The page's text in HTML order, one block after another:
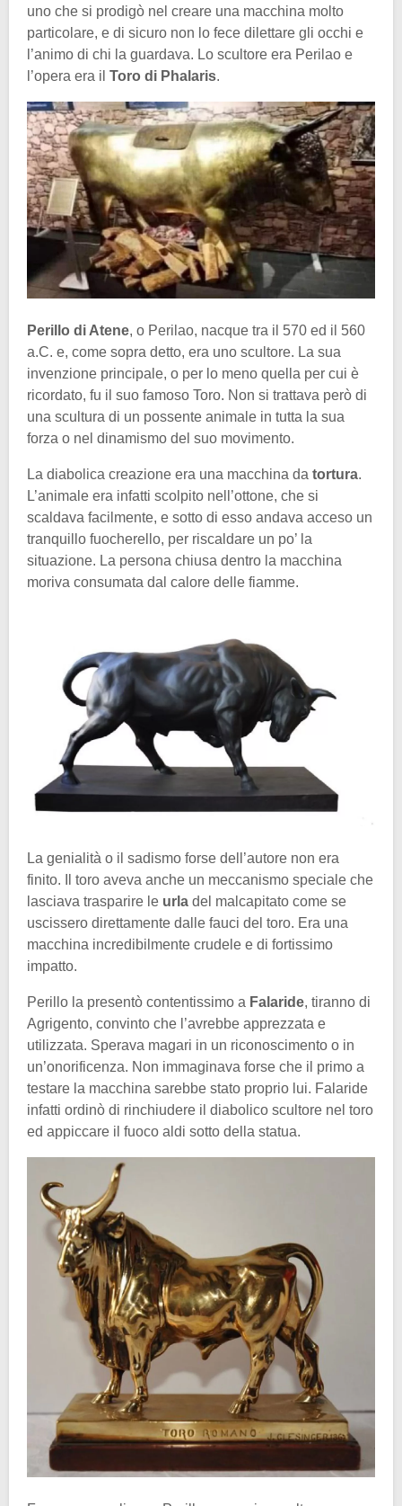
uno che si prodigò nel creare una macchina molto
particolare, e di sicuro non lo fece dilettare gli occhi e
l’animo di chi la guardava. Lo scultore era Perilao e
l’opera era il Toro di Phalaris.
Perillo di Atene, o Perilao, nacque tra il 570 ed il 560
a.C. e, come sopra detto, era uno scultore. La sua
invenzione principale, o per lo meno quella per cui è
ricordato, fu il suo famoso Toro. Non si trattava però di
una scultura di un possente animale in tutta la sua
forza o nel dinamismo del suo movimento.
La diabolica creazione era una macchina da tortura.
L’animale era infatti scolpito nell’ottone, che si
scaldava facilmente, e sotto di esso andava acceso un
tranquillo fuocherello, per riscaldare un po’ la
situazione. La persona chiusa dentro la macchina
moriva consumata dal calore delle fiamme.
La genialità o il sadismo forse dell’autore non era
finito. Il toro aveva anche un meccanismo speciale che
lasciava trasparire le urla del malcapitato come se
uscissero direttamente dalle fauci del toro. Era una
macchina incredibilmente crudele e di fortissimo
impatto.
Perillo la presentò contentissimo a Falaride, tiranno di
Agrigento, convinto che l’avrebbe apprezzata e
utilizzata. Sperava magari in un riconoscimento o in
un’onorificenza. Non immaginava forse che il primo a
testare la macchina sarebbe stato proprio lui. Falaride
infatti ordinò di rinchiudere il diabolico scultore nel toro
ed appiccare il fuoco aldi sotto della statua.